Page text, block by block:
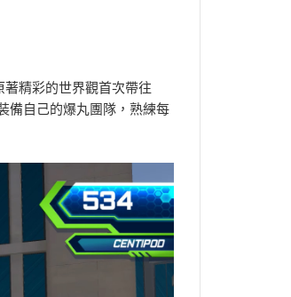
精彩的世界觀首次帶往
備自己的爆丸團隊，熟練每